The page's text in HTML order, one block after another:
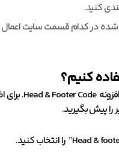
کنید.
شده در کدام قسمت سایت
کنیم؟